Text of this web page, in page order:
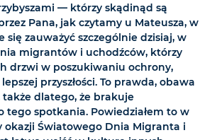
— którzy skądinąd są
Pana, jak czytamy u Mateusza, w
się zauważyć szczególnie dzisiaj, w
migrantów i uchodźców, którzy
drzwi w poszukiwaniu ochrony,
przyszłości. To prawda, obawa
także dlatego, że brakuje
tego spotkania. Powiedziałem to w
okazji Światowego Dnia Migranta i